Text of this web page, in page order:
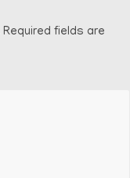
Required fields are